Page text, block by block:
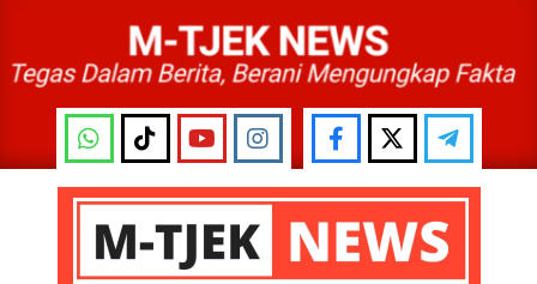
content